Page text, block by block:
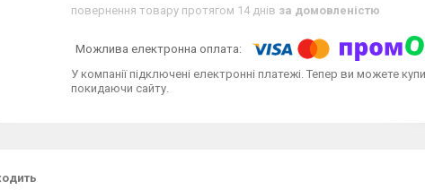
повернення товару протягом 14 днів за домовленістю
У компанії підключені електронні платежі. Тепер ви можете
покидаючи сайту.